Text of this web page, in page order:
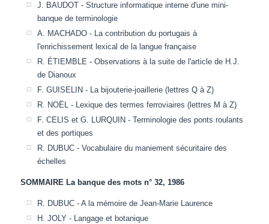
J. BAUDOT - Structure informatique interne d'une mini-
banque de terminologie
A. MACHADO - La contribution du portugais à
l'enrichissement lexical de la langue française
R. ÉTIEMBLE - Observations à la suite de l'article de H.J.
de Dianoux
F. GUISELIN - La bijouterie-joaillerie (lettres Q à Z)
R. NOËL - Lexique des termes ferroviaires (lettres M à Z)
F. CELIS et G. LURQUIN - Terminologie des ponts roulants
et des portiques
R. DUBUC - Vocabulaire du maniement sécuritaire des
échelles
SOMMAIRE La banque des mots n° 32, 1986
R. DUBUC - A la mémoire de Jean-Marie Laurence
H. JOLY - Langage et botanique